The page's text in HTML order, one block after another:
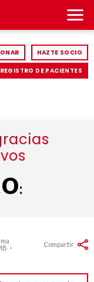
HAZTE SOCIO
REGISTRO DE PACIENTES
:
·
Compartir